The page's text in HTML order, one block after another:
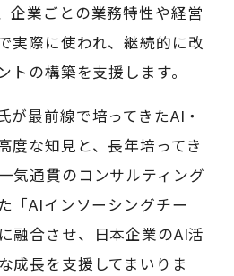
企業ごとの業務特性や経営
実際に使われ、継続的に改
トの構築を支援します。
最前線で培ってきたAI・
度な知見と、長年培ってき
気通貫のコンサルティング
「AIインソーシングチー
融合させ、日本企業のAI活
成長を支援してまいりま